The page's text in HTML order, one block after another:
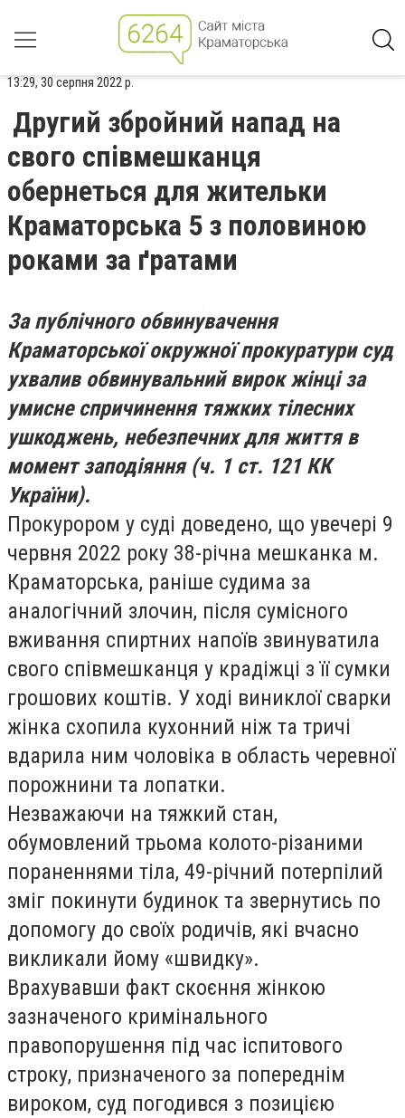
13:29, 30 серпня 2022 р.
Другий збройний напад на
свого співмешканця
обернеться для жительки
Краматорська 5 з половиною
роками за ґратами
За публічного обвинувачення
Краматорської окружної прокуратури суд
ухвалив обвинувальний вирок жінці за
умисне спричинення тяжких тілесних
ушкоджень, небезпечних для життя в
момент заподіяння (ч. 1 ст. 121 КК
України).
Прокурором у суді доведено, що увечері 9
червня 2022 року 38-річна мешканка м.
Краматорська, раніше судима за
аналогічний злочин, після сумісного
вживання спиртних напоїв звинуватила
свого співмешканця у крадіжці з її сумки
грошових коштів. У ході виниклої сварки
жінка схопила кухонний ніж та тричі
вдарила ним чоловіка в область черевної
порожнини та лопатки.
Незважаючи на тяжкий стан,
обумовлений трьома колото-різаними
пораненнями тіла, 49-річний потерпілий
зміг покинути будинок та звернутись по
допомогу до своїх родичів, які вчасно
викликали йому «швидку».
Врахувавши факт скоєння жінкою
зазначеного кримінального
правопорушення під час іспитового
строку, призначеного за попереднім
вироком, суд погодився з позицією